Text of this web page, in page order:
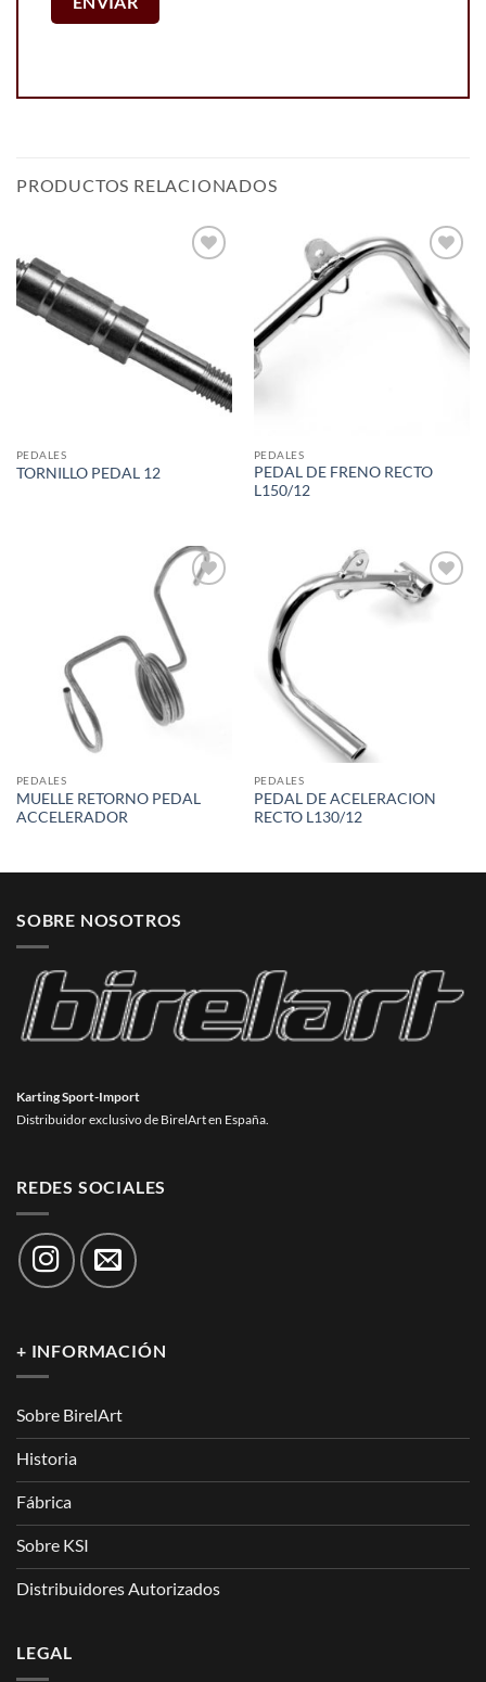
PRODUCTOS RELACIONADOS
PEDALES
TORNILLO PEDAL 12
Add to
wishlist
PEDALES
PEDAL DE FRENO RECTO
L150/12
PEDALES
MUELLE RETORNO PEDAL
ACCELERADOR
Add to
PEDALES
PEDAL DE ACELERACION
RECTO L130/12
SOBRE NOSOTROS
Karting Sport-Import
Distribuidor exclusivo de BirelArt en España.
REDES SOCIALES
+ INFORMACIÓN
Sobre BirelArt
Historia
Fábrica
Sobre KSI
Distribuidores Autorizados
LEGAL